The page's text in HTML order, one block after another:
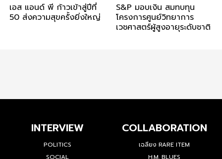
เอส แอนด์ พี ก้าวเข้าสู่ปีที่
50 ส่งความสุขครั้งยิ่งใหญ่
S&P มอบเงิน สมทบทุน
โครงการศูนย์วิทยาการ
เวชศาสตร์ผู้สูงอายุระดับชาติ
INTERVIEW
POLITICS
SOCIAL
COLLABORATION
เฉลียง RARE ITEM
H.M. BLUES